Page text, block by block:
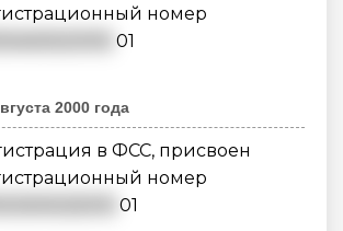
номер
01
2000 года
в ФСС, присвоен
номер
01